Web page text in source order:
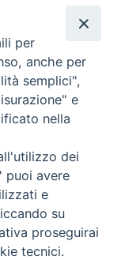
Cuneo
per
anche per
semplici",
e
nella
dei
puoi avere
e
su
proseguirai
tecnici.